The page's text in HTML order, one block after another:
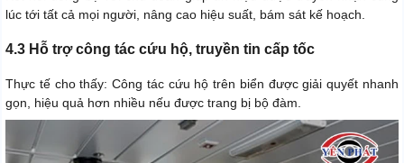
lúc tới tất cả mọi người, nâng cao hiệu suất, bám sát kế hoạch.
4.3 Hỗ trợ công tác cứu hộ, truyền tin cấp tốc
Thực tế cho thấy: Công tác cứu hộ trên biển được giải quyết nhanh
gọn, hiệu quả hơn nhiều nếu được trang bị bộ đàm.